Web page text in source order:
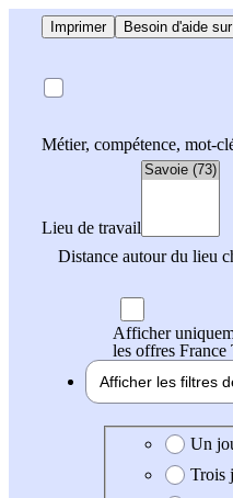
Imprimer Besoin d'aide
Métier, compétence, mot-
Lieu de travail
Distance autour du lieu
Afficher
les offres France
Afficher les filtres
Date de
Un
Trois